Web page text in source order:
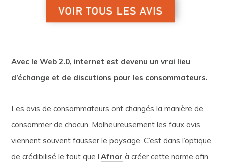
Avec le Web 2.0, internet est devenu un vrai lieu
d’échange et de discutions pour les consommateurs.
Les avis de consommateurs ont changés la manière de
consommer de chacun. Malheureusement les faux avis
viennent souvent fausser le paysage. C’est dans l’optique
de crédibilisé le tout que l’Afnor à créer cette norme afin